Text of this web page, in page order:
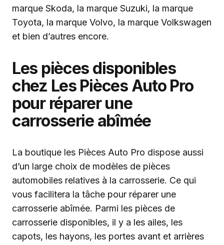
marque Skoda, la marque Suzuki, la marque
Toyota, la marque Volvo, la marque Volkswagen
et bien d’autres encore.
Les pièces disponibles
chez Les Pièces Auto Pro
pour réparer une
carrosserie abîmée
La boutique les Pièces Auto Pro dispose aussi
d’un large choix de modèles de pièces
automobiles relatives à la carrosserie. Ce qui
vous facilitera la tâche pour réparer une
carrosserie abîmée. Parmi les pièces de
carrosserie disponibles, il y a les ailes, les
capots, les hayons, les portes avant et arrières